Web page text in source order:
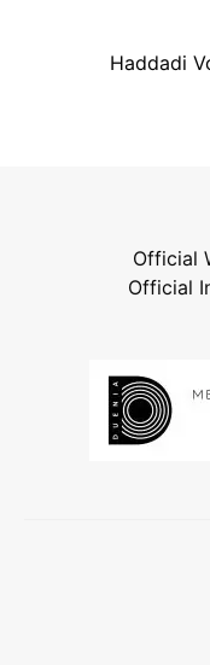
Haddadi
Official
Official